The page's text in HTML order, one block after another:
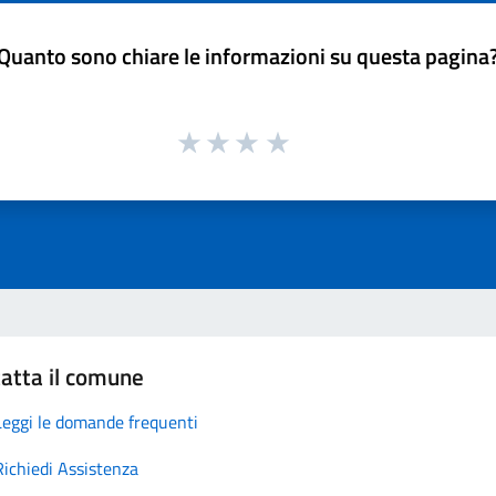
sono chiare le informazioni su questa
il comune
le domande frequenti
Assistenza